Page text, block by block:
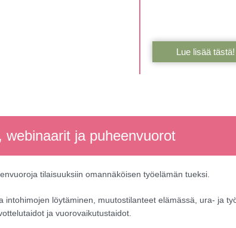
Lue lisää tästä!
webinaarit ja puheenvuorot
tilaisuuksiin omannäköisen työelämän tueksi.
löytäminen, muutostilanteet elämässä, ura- ja
ja vuorovaikutustaidot.